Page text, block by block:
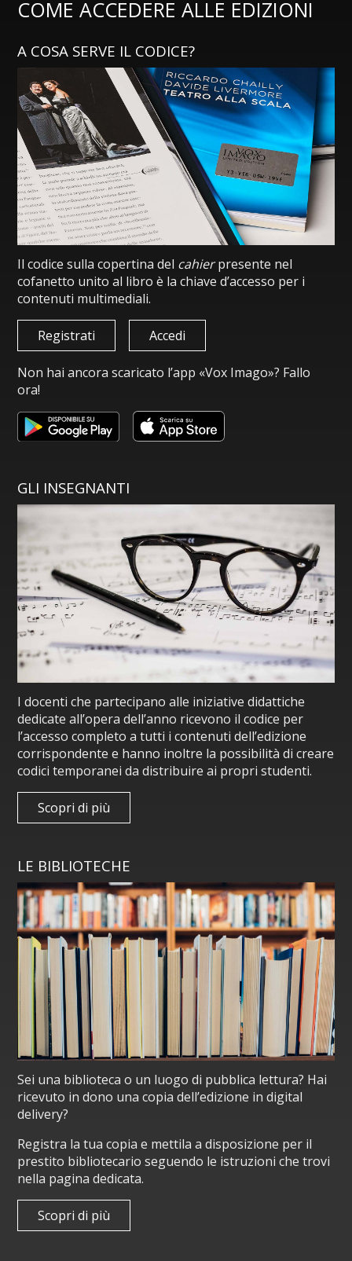
COME ACCEDERE ALLE EDIZIONI
A COSA SERVE IL CODICE?
Il codice sulla copertina del cahierpresente nel
cofanetto unito al libro è la chiave d’accesso per i
contenuti multimediali.
Registrati Accedi
Non hai ancora scaricato l’app «Vox Imago»? Fallo
ora!
GLI INSEGNANTI
I docenti che partecipano alle iniziative didattiche
dedicate all’opera dell’anno ricevono il codice per
l’accesso completo a tutti i contenuti dell’edizione
corrispondente e hanno inoltre la possibilità di creare
codici temporanei da distribuire ai propri studenti.
Scopri di più
LE BIBLIOTECHE
Sei una biblioteca o un luogo di pubblica lettura? Hai
ricevuto in dono una copia dell’edizione in digital
delivery?
Registra la tua copia e mettila a disposizione per il
prestito bibliotecario seguendo le istruzioni che trovi
nella pagina dedicata.
Scopri di più